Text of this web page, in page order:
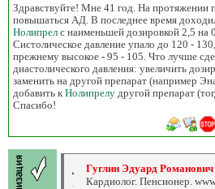
Здравствуйте! Мне 41 год. На протяжении
повышаться АД. В последнее время
Нолипрел с наименьшей дозировкой 2,5 на
Систолическое давление упало до 120 -
прежнему высокое - 95 - 105. Что лучше
диастолического давления: увеличить
заменить на другой препарат (например
добавить к Нолипрелу другой препарат
Спасибо!
Гуглин Эдуард Романович
Кардиолог. Пенсионер.